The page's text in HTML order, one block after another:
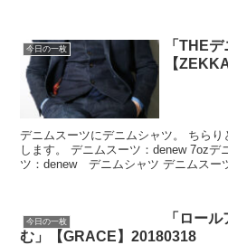
今日の一枚
「THEデ
【
デニムスーツにデニムシャツ。 ちらり
します。 デニムスーツ：denew 7ozデニムスーツ「ZEKKA」 シャ
ツ：denew デニム
今日の一枚
「ロー
む」【GRACE】20180318